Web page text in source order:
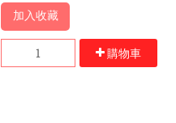
加入收藏
購物車